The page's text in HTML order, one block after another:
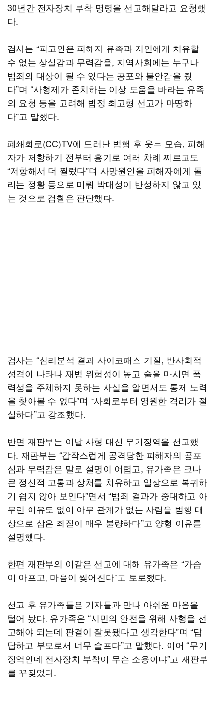
30년간 전자장치 부착 명령을 선고해달라고 요청했
다.
검사는 “피고인은 피해자 유족과 지인에게 치유할
수 없는 상실감과 무력감을, 지역사회에는 누구나
범죄의 대상이 될 수 있다는 공포와 불안감을 줬
다”며 “사형제가 존치하는 이상 도움을 바라는 유족
의 요청 등을 고려해 법정 최고형 선고가 마땅하
다”고 말했다.
폐쇄회로(CC)TV에 드러난 범행 후 웃는 모습, 피해
자가 저항하기 전부터 흉기로 여러 차례 찌르고도
“저항해서 더 찔렀다”며 사망원인을 피해자에게 돌
리는 정황 등으로 미뤄 박대성이 반성하지 않고 있
는 것으로 검찰은 판단했다.
검사는 “심리분석 결과 사이코패스 기질, 반사회적
성격이 나타나 재범 위험성이 높고 술을 마시면 폭
력성을 주체하지 못하는 사실을 알면서도 통제 노력
을 찾아볼 수 없다”며 “사회로부터 영원한 격리가 절
실하다”고 강조했다.
반면 재판부는 이날 사형 대신 무기징역을 선고했
다. 재판부는 “갑작스럽게 공격당한 피해자의 공포
심과 무력감은 말로 설명이 어렵고, 유가족은 크나
큰 정신적 고통과 상처를 치유하고 일상으로 복귀하
기 쉽지 않아 보인다”면서 “범죄 결과가 중대하고 아
무런 이유도 없이 아무 관계가 없는 사람을 범행 대
상으로 삼은 죄질이 매우 불량하다”고 양형 이유를
설명했다.
한편 재판부의 이같은 선고에 대해 유가족은 “가슴
이 아프고, 마음이 찢어진다”고 토로했다.
선고 후 유가족들은 기자들과 만나 아쉬운 마음을
털어 놨다. 유가족은 “시민의 안전을 위해 사형을 선
고해야 되는데 판결이 잘못됐다고 생각한다”며 “답
답하고 부모로서 너무 슬프다”고 말했다. 이어 “무기
징역인데 전자장치 부착이 무슨 소용이냐”고 재판부
를 꾸짖었다.